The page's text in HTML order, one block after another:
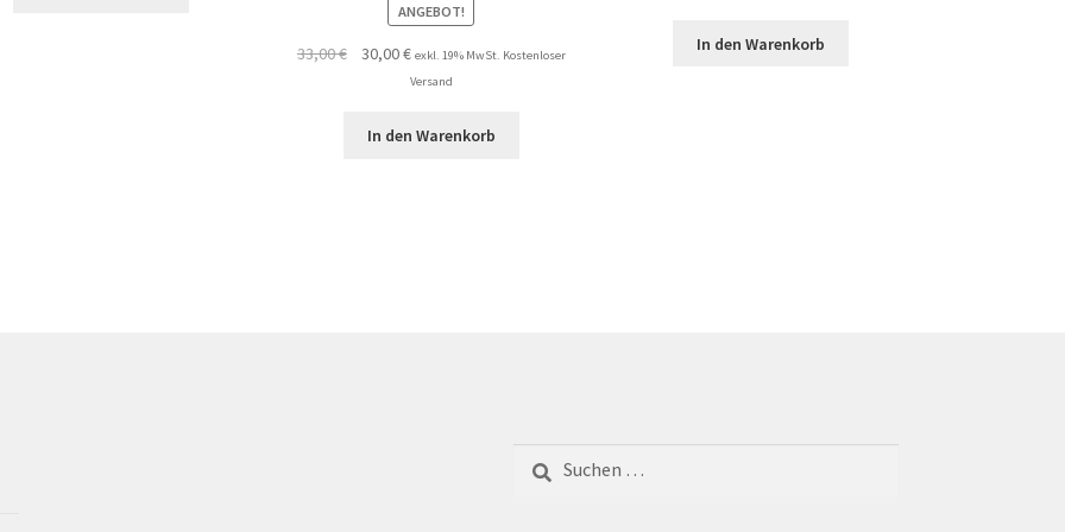
ANGEBOT!
33,00€
Ursprünglicher
33,00 €
30,00€Aktueller
Preis
30,00 €.
exkl. 19% MwSt. Kostenloser
Versand
In den Warenkorb
In den Warenkorb
nach: